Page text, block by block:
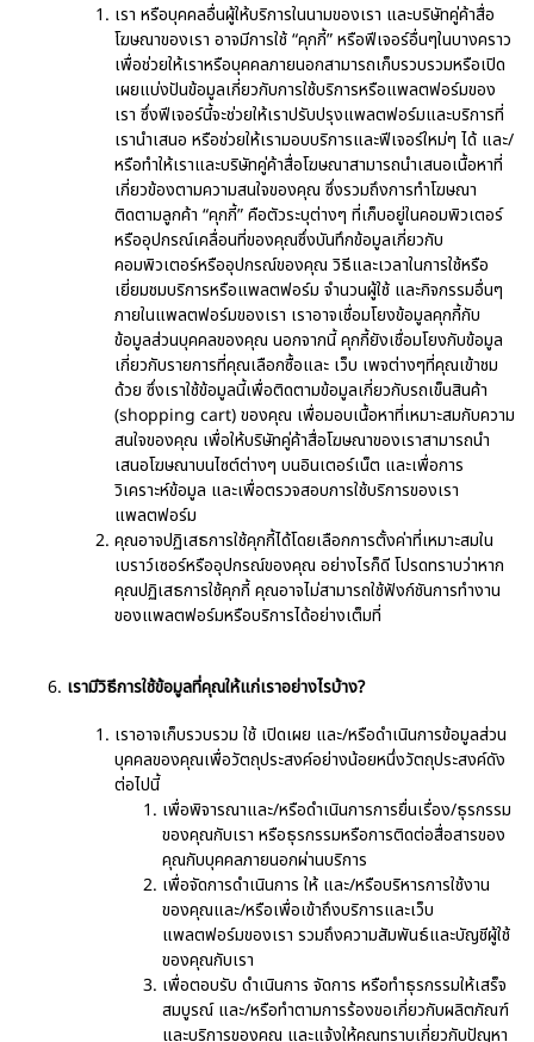
เรา หรือบุคคลอื่นผู้ให้บริการในนามของเรา และบริษัทคู่ค้าสื่อ
โฆษณาของเรา อาจมีการใช้ “คุกกี้” หรือฟีเจอร์อื่นๆในบางคราว
เพื่อช่วยให้เราหรือบุคคลภายนอกสามารถเก็บรวบรวมหรือเปิด
เผยแบ่งปันข้อมูลเกี่ยวกับการใช้บริการหรือแพลตฟอร์มของ
เรา ซึ่งฟีเจอร์นี้จะช่วยให้เราปรับปรุงแพลตฟอร์มและบริการที่
เรานำเสนอ หรือช่วยให้เรามอบบริการและฟีเจอร์ใหม่ๆ ได้ และ/
หรือทำให้เราและบริษัทคู่ค้าสื่อโฆษณาสามารถนำเสนอเนื้อหาที่
เกี่ยวข้องตามความสนใจของคุณ ซึ่งรวมถึงการทำโฆษณา
ติดตามลูกค้า “คุกกี้” คือตัวระบุต่างๆ ที่เก็บอยู่ในคอมพิวเตอร์
หรืออุปกรณ์เคลื่อนที่ของคุณซึ่งบันทึกข้อมูลเกี่ยวกับ
คอมพิวเตอร์หรืออุปกรณ์ของคุณ วิธีและเวลาในการใช้หรือ
เยี่ยมชมบริการหรือแพลตฟอร์ม จำนวนผู้ใช้ และกิจกรรมอื่นๆ
ภายในแพลตฟอร์มของเรา เราอาจเชื่อมโยงข้อมูลคุกกี้กับ
ข้อมูลส่วนบุคคลของคุณ นอกจากนี้ คุกกี้ยังเชื่อมโยงกับข้อมูล
เกี่ยวกับรายการที่คุณเลือกซื้อและ เว็บ เพจต่างๆที่คุณเข้าชม
ด้วย ซึ่งเราใช้ข้อมูลนี้เพื่อติดตามข้อมูลเกี่ยวกับรถเข็นสินค้า
(shopping cart) ของคุณ เพื่อมอบเนื้อหาที่เหมาะสมกับความ
สนใจของคุณ เพื่อให้บริษัทคู่ค้าสื่อโฆษณาของเราสามารถนำ
เสนอโฆษณาบนไซต์ต่างๆ บนอินเตอร์เน็ต และเพื่อการ
วิเคราะห์ข้อมูล และเพื่อตรวจสอบการใช้บริการของเรา
แพลตฟอร์ม
คุณอาจปฏิเสธการใช้คุกกี้ได้โดยเลือกการตั้งค่าที่เหมาะสมใน
เบราว์เซอร์หรืออุปกรณ์ของคุณ อย่างไรก็ดี โปรดทราบว่าหาก
คุณปฏิเสธการใช้คุกกี้ คุณอาจไม่สามารถใช้ฟังก์ชันการทำงาน
ของแพลตฟอร์มหรือบริการได้อย่างเต็มที่
เรามีวิธีการใช้ข้อมูลที่คุณให้แก่เราอย่างไรบ้าง?
เราอาจเก็บรวบรวม ใช้ เปิดเผย และ/หรือดำเนินการข้อมูลส่วน
บุคคลของคุณเพื่อวัตถุประสงค์อย่างน้อยหนึ่งวัตถุประสงค์ดัง
ต่อไปนี้
เพื่อพิจารณาและ/หรือดำเนินการการยื่นเรื่อง/ธุรกรรม
ของคุณกับเรา หรือธุรกรรมหรือการติดต่อสื่อสารของ
คุณกับบุคคลภายนอกผ่านบริการ
เพื่อจัดการดำเนินการ ให้ และ/หรือบริหารการใช้งาน
ของคุณและ/หรือเพื่อเข้าถึงบริการและเว็บ
แพลตฟอร์มของเรา รวมถึงความสัมพันธ์และบัญชีผู้ใช้
ของคุณกับเรา
เพื่อตอบรับ ดำเนินการ จัดการ หรือทำธุรกรรมให้เสร็จ
สมบูรณ์ และ/หรือทำตามการร้องขอเกี่ยวกับผลิตภัณฑ์
และบริการของคุณ และแจ้งให้คุณทราบเกี่ยวกับปัญหา